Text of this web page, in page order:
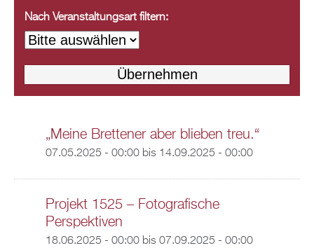
Nach Veranstaltungsart filtern:
„Meine Brettener aber blieben treu.“
07.05.2025 - 00:00bis 14.09.2025 - 00:00
Projekt 1525 – Fotografische
Perspektiven
18.06.2025 - 00:00bis 07.09.2025 - 00:00